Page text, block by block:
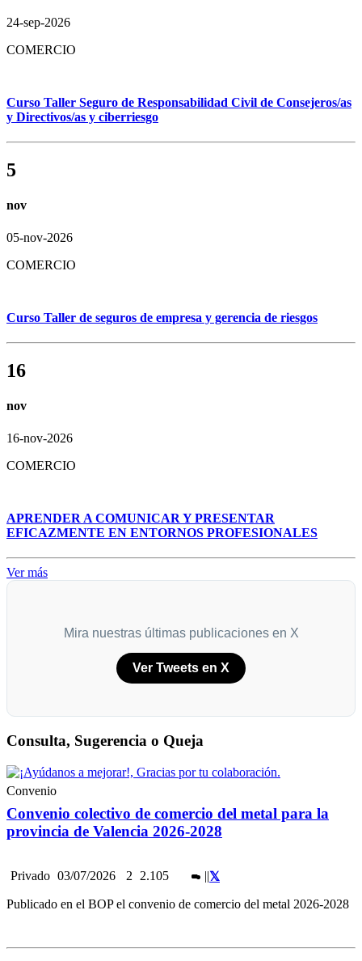
24-sep-2026
COMERCIO
Curso Taller Seguro de Responsabilidad Civil de Consejeros/as
y Directivos/as y ciberriesgo
5
nov
05-nov-2026
COMERCIO
Curso Taller de seguros de empresa y gerencia de riesgos
16
nov
16-nov-2026
COMERCIO
APRENDER A COMUNICAR Y PRESENTAR
EFICAZMENTE EN ENTORNOS PROFESIONALES
Ver más
Mira nuestras últimas publicaciones en X
Ver Tweets en X
Consulta, Sugerencia o Queja
Convenio
Convenio colectivo de comercio del metal para la
provincia de Valencia 2026-2028
Privado 03/07/2026 2 2.105 ||
Publicado en el BOP el convenio de comercio del metal 2026-2028